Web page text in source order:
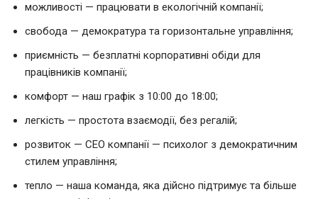
можливості — працювати в екологічній компанії;
свобода — демократура та горизонтальне управління;
приємність — безплатні корпоративні обіди для
працівників компанії;
комфорт — наш графік з 10:00 до 18:00;
легкість — простота взаємодії, без регалій;
розвиток — СЕО компанії — психолог з демократичним
стилем управління;
тепло — наша команда, яка дійсно підтримує та більше